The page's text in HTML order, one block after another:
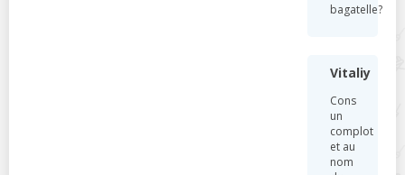
bagatelle?
Vitaliy
Cons
un
complot
et au
nom